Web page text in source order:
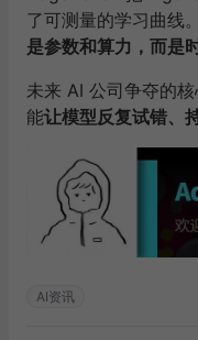
了可测量的学习曲线。
是参数和算力，而是
未来 AI 公司争夺的
能让模型反复试错、
AI资讯